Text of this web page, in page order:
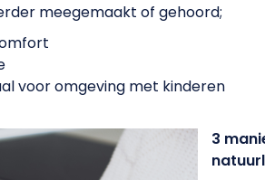
meegemaakt of gehoord;
voor omgeving met kinderen
3